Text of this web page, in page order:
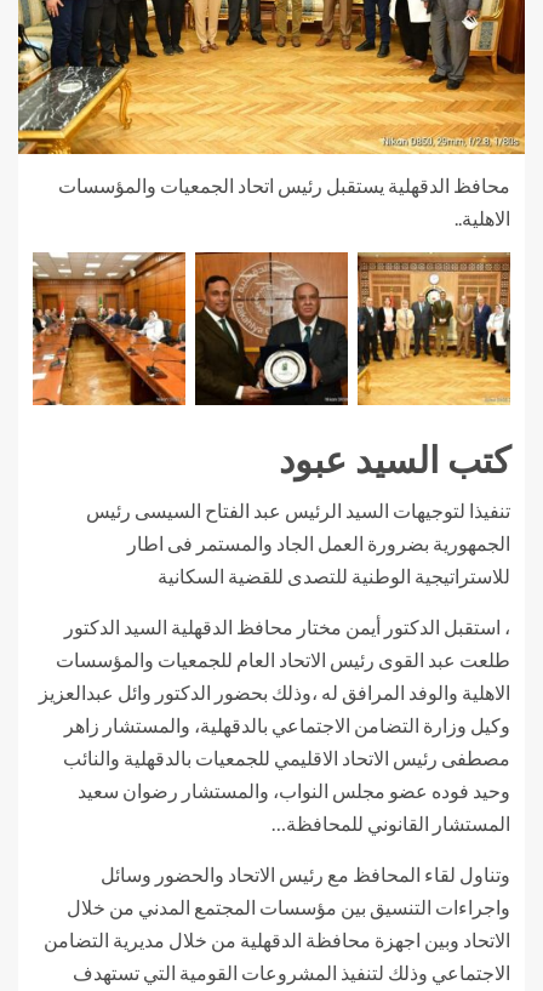
محافظ الدقهلية يستقبل رئيس اتحاد الجمعيات والمؤسسات
الاهلية..
كتب السيد عبود
تنفيذا لتوجيهات السيد الرئيس عبد الفتاح السيسى رئيس
الجمهورية بضرورة العمل الجاد والمستمر فى اطار
للاستراتيجية الوطنية للتصدى للقضية السكانية
، استقبل الدكتور أيمن مختار محافظ الدقهلية السيد الدكتور
طلعت عبد القوى رئيس الاتحاد العام للجمعيات والمؤسسات
الاهلية والوفد المرافق له ،وذلك بحضور الدكتور وائل عبدالعزيز
وكيل وزارة التضامن الاجتماعي بالدقهلية، والمستشار زاهر
مصطفى رئيس الاتحاد الاقليمي للجمعيات بالدقهلية والنائب
وحيد فوده عضو مجلس النواب، والمستشار رضوان سعيد
المستشار القانوني للمحافظة…
وتناول لقاء المحافظ مع رئيس الاتحاد والحضور وسائل
واجراءات التنسيق بين مؤسسات المجتمع المدني من خلال
الاتحاد وبين اجهزة محافظة الدقهلية من خلال مديرية التضامن
الاجتماعي وذلك لتنفيذ المشروعات القومية التي تستهدف